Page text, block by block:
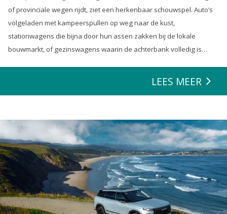
of provinciale wegen rijdt, ziet een herkenbaar schouwspel. Auto’s
volgeladen met kampeerspullen op weg naar de kust,
stationwagens die bijna door hun assen zakken bij de lokale
bouwmarkt, of gezinswagens waarin de achterbank volledig is
zeulen. We houden van onze auto’s en we verwachten dat ze alles
LEES MEER